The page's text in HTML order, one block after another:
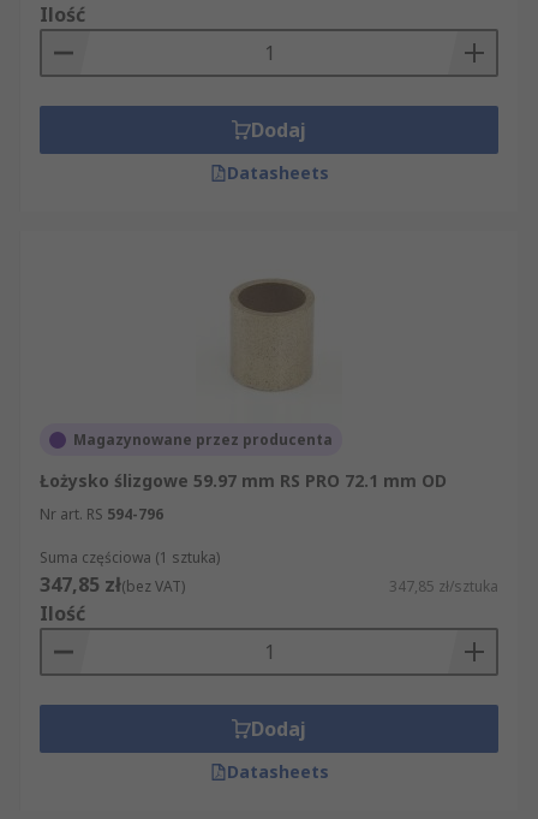
Ilość
Dodaj
Datasheets
Magazynowane przez producenta
Łożysko ślizgowe 59.97 mm RS PRO 72.1 mm OD
Nr art. RS 594-796
Suma częściowa (1 sztuka)
347,85 zł(bez VAT) 347,85 zł/sztuka
Ilość
Dodaj
Datasheets